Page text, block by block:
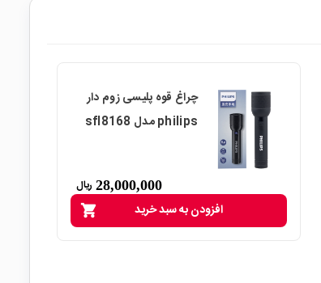
چراغ قوه پلیسی زوم دار
philips مدل sfl8168
28,000,000 ریال
shopping_cart افزودن به سبد خرید